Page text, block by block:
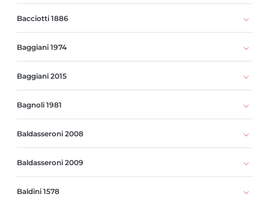
Bacciotti 1886
Baggiani 1974
Baggiani 2015
Bagnoli 1981
Baldasseroni 2008
Baldasseroni 2009
Baldini 1578